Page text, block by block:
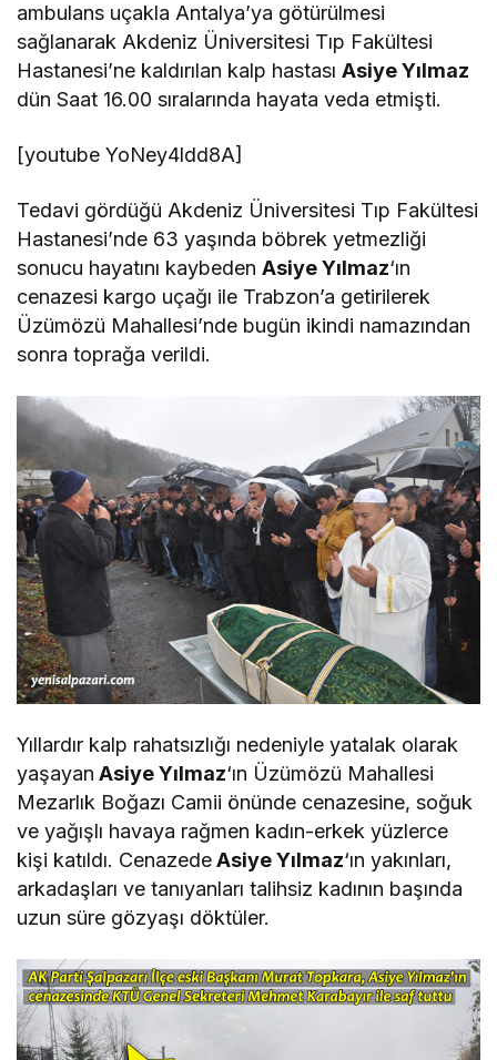
ambulans uçakla Antalya’ya götürülmesi
sağlanarak Akdeniz Üniversitesi Tıp Fakültesi
Hastanesi’ne kaldırılan kalp hastasıAsiye Yılmaz
dün Saat 16.00 sıralarında hayata veda etmişti.
[youtube YoNey4ldd8A]
Tedavi gördüğü Akdeniz Üniversitesi Tıp Fakültesi
Hastanesi’nde 63 yaşında böbrek yetmezliği
sonucu hayatını kaybedenAsiye Yılmaz‘ın
cenazesi kargo uçağı ile Trabzon’a getirilerek
Üzümözü Mahallesi’nde bugün ikindi namazından
sonra toprağa verildi.
Yıllardır kalp rahatsızlığı nedeniyle yatalak olarak
yaşayan Asiye Yılmaz‘ın Üzümözü Mahallesi
Mezarlık Boğazı Camii önünde cenazesine, soğuk
ve yağışlı havaya rağmen kadın-erkek yüzlerce
kişi katıldı. CenazedeAsiye Yılmaz‘ın yakınları,
arkadaşları ve tanıyanları talihsiz kadının başında
uzun süre gözyaşı döktüler.